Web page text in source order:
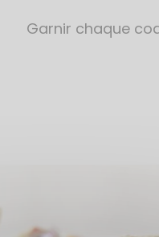
Garnir chaque